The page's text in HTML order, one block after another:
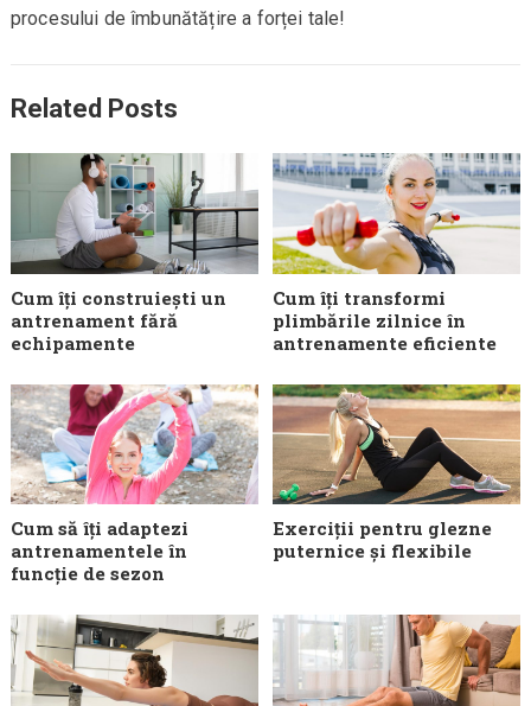
procesului de îmbunătățire a forței tale!
Related Posts
Cum îți construiești un
antrenament fără
echipamente
Cum îți transformi
plimbările zilnice în
antrenamente eficiente
Cum să îți adaptezi
antrenamentele în
funcție de sezon
Exerciții pentru glezne
puternice și flexibile